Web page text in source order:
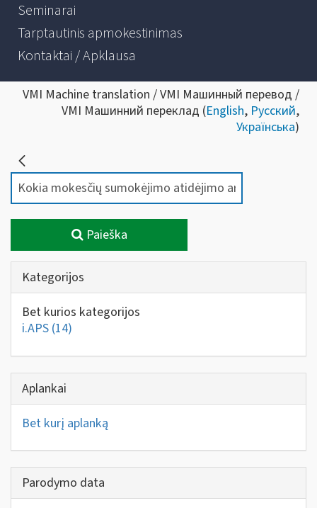
Seminarai
Tarptautinis apmokestinimas
Kontaktai / Apklausa
VMI Machine translation / VMI Машинный перевод /
VMI Машинний переклад (English, Русский,
Українська)
Paieška
Kategorijos
Bet kurios kategorijos
i.APS (14)
Aplankai
Bet kurį aplanką
Parodymo data